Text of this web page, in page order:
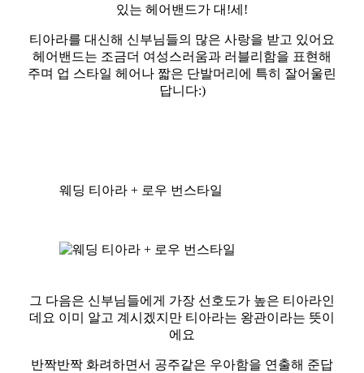
있는 헤어밴드가 대!세!
티아라를 대신해 신부님들의 많은 사랑을 받고 있어요
헤어밴드는 조금더 여성스러움과 러블리함을 표현해
주며 업 스타일 헤어나 짧은 단발머리에 특히 잘어울린
답니다:)
웨딩 티아라 + 로우 번스타일
그 다음은 신부님들에게 가장 선호도가 높은 티아라인
데요 이미 알고 계시겠지만 티아라는 왕관이라는 뜻이
에요
반짝반짝 화려하면서 공주같은 우아함을 연출해 준답